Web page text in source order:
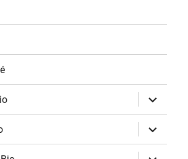
ouvrir
le
sous-
menu
ouvrir
le
sous-
menu
ouvrir